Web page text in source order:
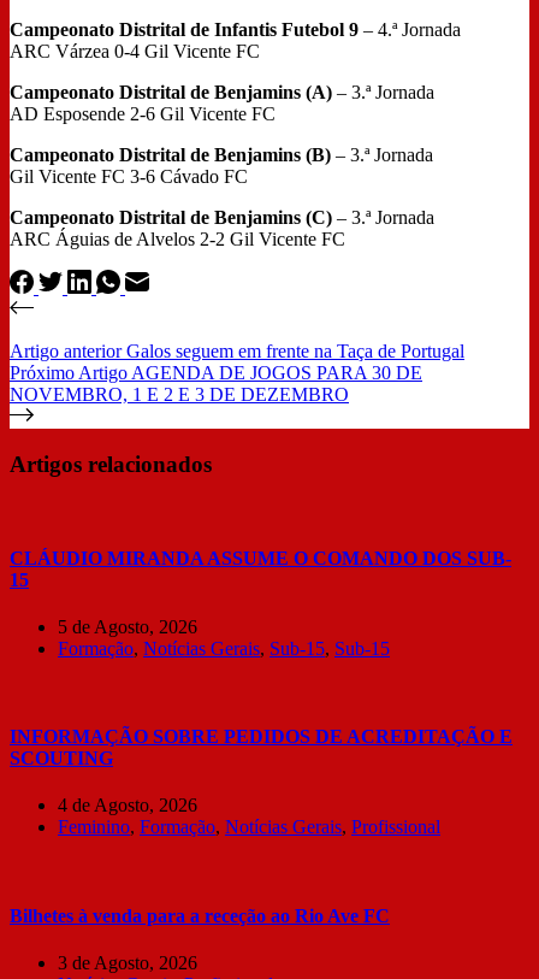
Campeonato Distrital de Infantis Futebol 9 – 4.ª Jornada
ARC Várzea 0-4 Gil Vicente FC
Campeonato Distrital de Benjamins (A) – 3.ª Jornada
AD Esposende 2-6 Gil Vicente FC
Campeonato Distrital de Benjamins (B) – 3.ª Jornada
Gil Vicente FC 3-6 Cávado FC
Campeonato Distrital de Benjamins (C) – 3.ª Jornada
ARC Águias de Alvelos 2-2 Gil Vicente FC
Artigo anteriorGalos seguem em frente na Taça de Portugal
Próximo Artigo AGENDA DE JOGOS PARA 30 DE
NOVEMBRO, 1 E 2 E 3 DE DEZEMBRO
Artigos relacionados
CLÁUDIO MIRANDA ASSUME O COMANDO DOS SUB-
15
5 de Agosto, 2026
Formação, Notícias Gerais, Sub-15, Sub-15
INFORMAÇÃO SOBRE PEDIDOS DE ACREDITAÇÃO E
SCOUTING
4 de Agosto, 2026
Feminino, Formação, Notícias Gerais, Profissional
Bilhetes à venda para a receção ao Rio Ave FC
3 de Agosto, 2026